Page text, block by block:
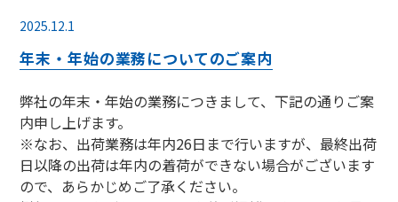
2025.12.1
年末・年始の業務についてのご案内
弊社の年末・年始の業務につきまして、下記の通りご案
内申し上げます。
※なお、出荷業務は年内26日まで行いますが、最終出荷
日以降の出荷は年内の着荷ができない場合がございます
ので、 あらかじめご了承ください。